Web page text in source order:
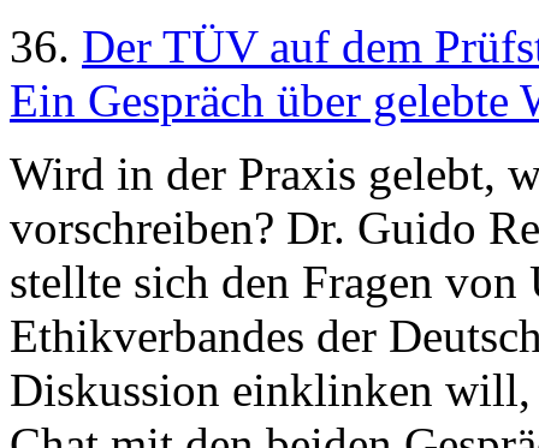
36. Der TÜV auf dem
Ein Gespräch über
Wird in der Praxis gelebt,
vorschreiben? Dr. Guido
stellte sich den Fragen von
Ethikverbandes der
Diskussion einklinken will,